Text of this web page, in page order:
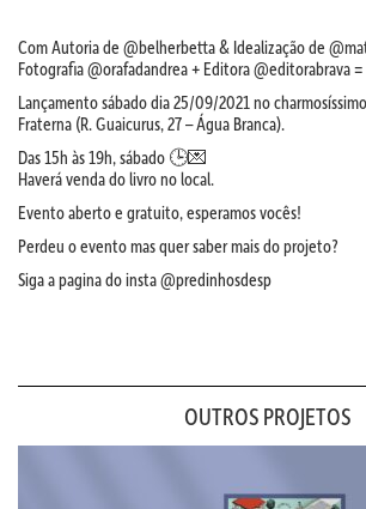
Com Autoria de @belherbetta & Idealização de
Fotografia @orafadandrea + Editora @editorabrava
Lançamento sábado dia 25/09/2021 no
Fraterna (R. Guaicurus, 27 – Água Branca).
Das 15h às 19h, sábado 🕒💌
Haverá venda do livro no local.
Evento aberto e gratuito, esperamos vocês!
Perdeu o evento mas quer saber mais do projeto?
Siga a pagina do insta @predinhosdesp
OUTROS PROJETOS